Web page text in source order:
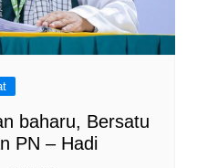
baharu, Bersatu
PN – Hadi